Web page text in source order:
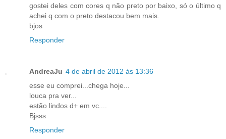
gostei deles com cores q não preto por baixo, só o último q
achei q com o preto destacou bem mais.
bjos
Responder
AndreaJu 4 de abril de 2012 às 13:36
esse eu comprei...chega hoje...
louca pra ver...
estão lindos d+ em vc....
Bjsss
Responder